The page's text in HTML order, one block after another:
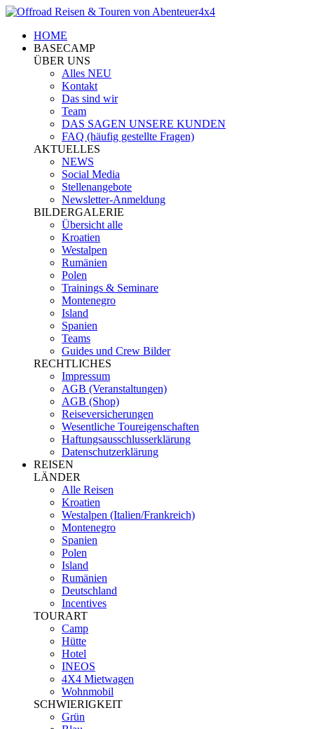
HOME
BASECAMP
ÜBER UNS
Alles NEU
Kontakt
Das sind wir
Team
DAS SAGEN UNSERE KUNDEN
FAQ (häufig gestellte Fragen)
AKTUELLES
NEWS
Social Media
Stellenangebote
Newsletter-Anmeldung
BILDERGALERIE
Übersicht alle
Kroatien
Westalpen
Rumänien
Polen
Trainings & Seminare
Montenegro
Island
Spanien
Teams
Guides und Crew Bilder
RECHTLICHES
Impressum
AGB (Veranstaltungen)
AGB (Shop)
Reiseversicherungen
Wesentliche Toureigenschaften
Haftungsausschlusserklärung
Datenschutzerklärung
REISEN
LÄNDER
Alle Reisen
Kroatien
Westalpen (Italien/Frankreich)
Montenegro
Spanien
Polen
Island
Rumänien
Deutschland
Incentives
TOURART
Camp
Hütte
Hotel
INEOS
4X4 Mietwagen
Wohnmobil
SCHWIERIGKEIT
Grün